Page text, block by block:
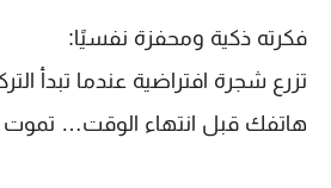
فكرته ذكية ومحفزة نفسيًا:
تزرع شجرة افتراضية عندما تبدأ
هاتفك قبل انتهاء الوقت… تموت